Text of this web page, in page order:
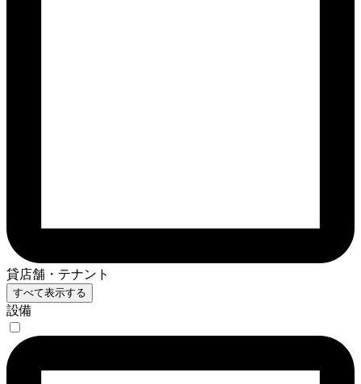
貸店舗・テナント
すべて表示する
設備